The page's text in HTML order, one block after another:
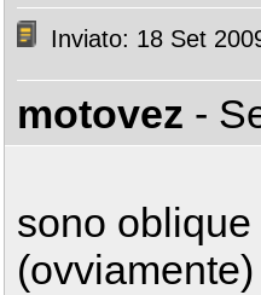
Inviato: 18 Set
motovez -
sono